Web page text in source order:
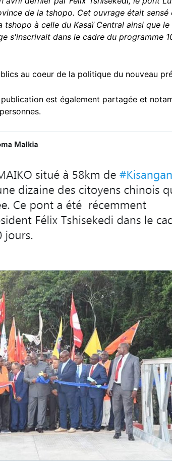
de la tshopo. Cet ouvrage était
à celle du Kasaï Central ainsi que
s'inscrivait dans le cadre du programme
au coeur de la politique du nouveau
est également partagée et